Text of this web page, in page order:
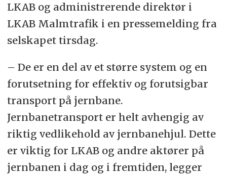
LKAB og administrerende direktør i
LKAB Malmtrafik i en pressemelding fra
selskapet tirsdag.
– De er en del av et større system og en
forutsetning for effektiv og forutsigbar
transport på jernbane.
Jernbanetransport er helt avhengig av
riktig vedlikehold av jernbanehjul. Dette
er viktig for LKAB og andre aktører på
jernbanen i dag og i fremtiden, legger